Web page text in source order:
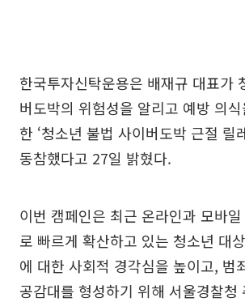
한국투자신탁운용은 배재규 대표가
버도박의 위험성을 알리고 예방 의
한 ‘청소년 불법 사이버도박 근절 릴
동참했다고 27일 밝혔다.
이번 캠페인은 최근 온라인과 모바
로 빠르게 확산하고 있는 청소년 대
에 대한 사회적 경각심을 높이고, 범
공감대를 형성하기 위해 서울경찰청